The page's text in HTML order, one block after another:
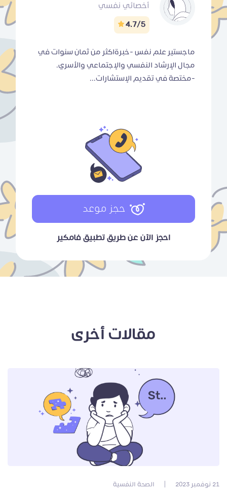
أخصائي نفسي
4.7/5
ماجستير علم نفس -خبرةاكثر من ثمان سنوات في
مجال الإرشاد النفسي والإجتماعي والأسري.
-مختصة في تقديم الإستشارات...
حجز موعد
احجز الآن عن طريق تطبيق فامكير
مقالات أخرى
21 نوفمبر 2023 الصحة النفسية